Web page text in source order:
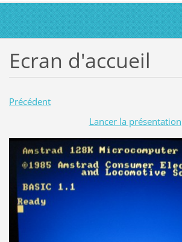
Ecran d'accueil
Précédent
Lancer la présentation